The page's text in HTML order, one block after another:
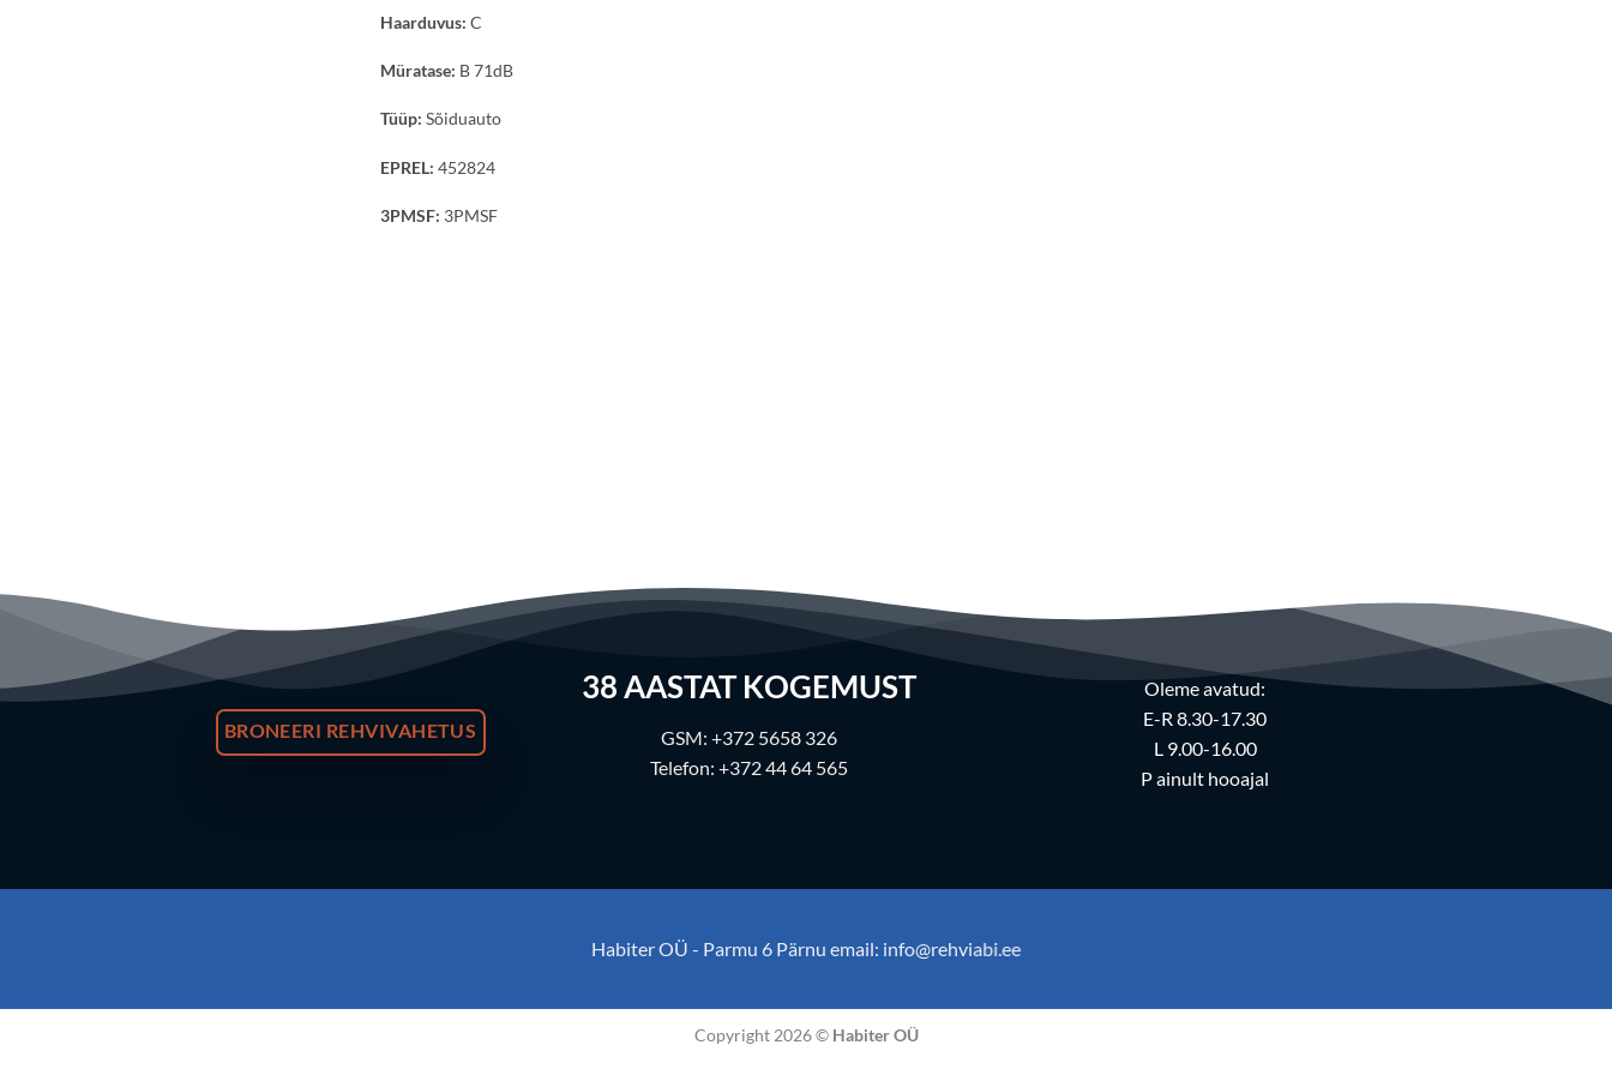
Haarduvus: C
Müratase: B 71dB
Tüüp: Sõiduauto
EPREL: 452824
3PMSF: 3PMSF
BRONEERI REHVIVAHETUS
38 AASTAT KOGEMUST
GSM: +372 5658 326
Telefon: +372 44 64 565
Oleme avatud:
E-R 8.30-17.30
L 9.00-16.00
P ainult hooajal
Habiter OÜ - Parmu 6 Pärnu email: info@rehviabi.ee
Copyright 2026 © Habiter OÜ